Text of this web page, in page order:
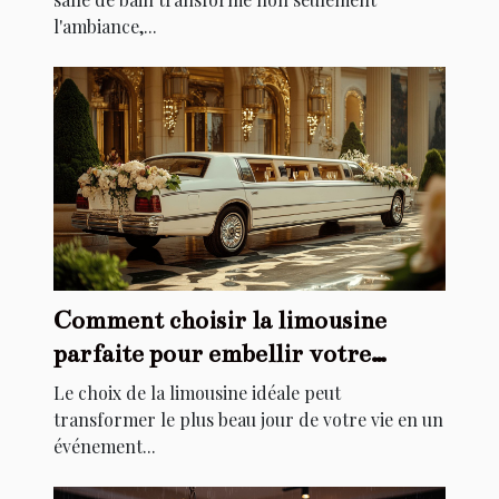
l'ambiance,...
Comment choisir la limousine
parfaite pour embellir votre
mariage
Le choix de la limousine idéale peut
transformer le plus beau jour de votre vie en un
événement...